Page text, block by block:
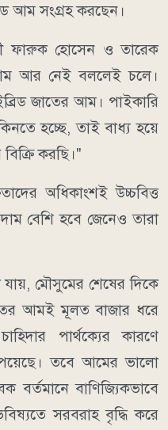
আম সংগ্রহ করছেন।
ফারুক হোসেন ও তারেক
আর নেই বললেই চলে।
জাতের আম। পাইকারি
হচ্ছে, তাই বাধ্য হয়ে
করছি।"
অধিকাংশই উচ্চবিত্ত
বেশি হবে জেনেও তারা
যায়, মৌসুমের শেষের দিকে
আমই মূলত বাজার ধরে
পার্থক্যের কারণে
পেয়েছে। তবে আমের ভালো
বাণিজ্যিকভাবে
সরবরাহ বৃদ্ধি করে